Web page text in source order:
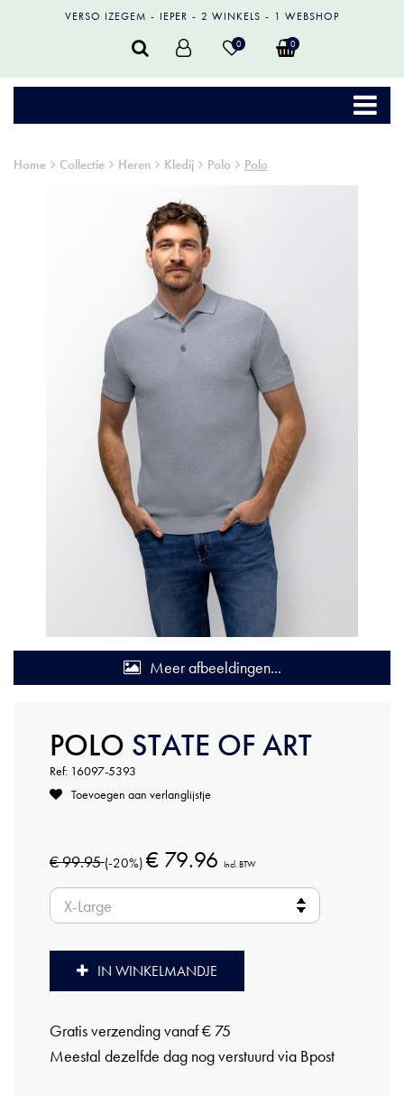
VERSO IZEGEM IEPER 2 WINKELS 1 WEBSHOP
0 0
Home Collectie Heren Kledij Polo Polo
Meer afbeeldingen...
POLO STATE OF ART
Ref: 16097-5393
Toevoegen aan verlanglijstje
€ 99.95(-20%) € 79.96 Incl. BTW
IN WINKELMANDJE
Gratis verzending vanaf € 75
Meestal dezelfde dag nog verstuurd via Bpost